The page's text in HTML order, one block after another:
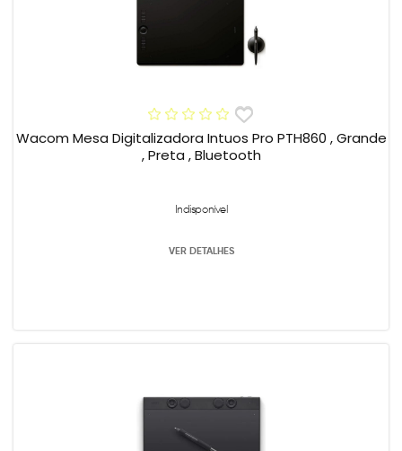
Wacom Mesa Digitalizadora Intuos Pro PTH860 , Grande
, Preta , Bluetooth
Indisponível
VER DETALHES